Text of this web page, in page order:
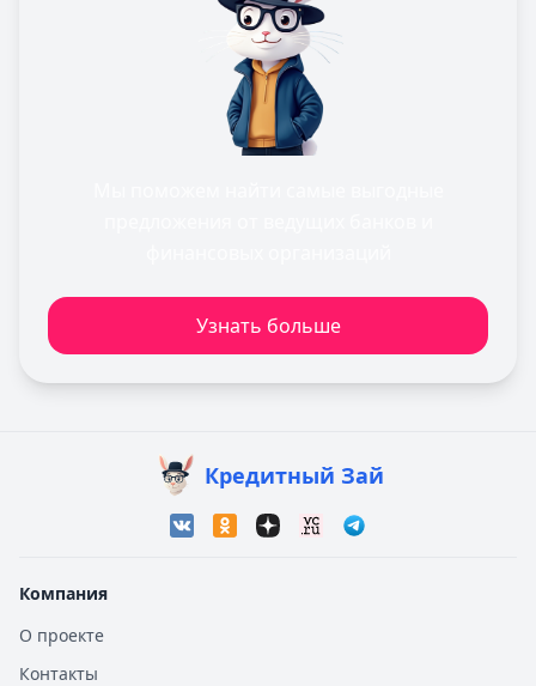
Узнать больше
Кредитный Зай
Компания
О проекте
Контакты